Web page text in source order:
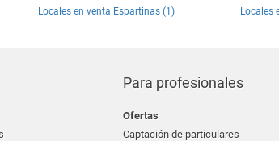
Locales en venta Espartinas (1) Locales
Para profesionales
Ofertas
Captación de particulares